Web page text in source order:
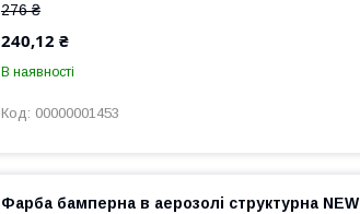
276 ₴
240,12 ₴
В наявності
00000001453
Фарба бамперна в аерозолі структурна NEW